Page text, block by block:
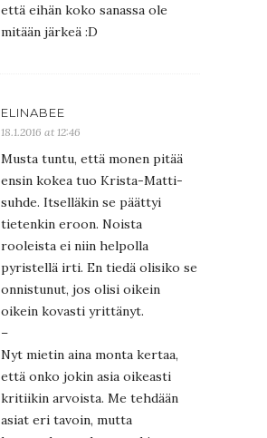
että eihän koko sanassa ole
mitään järkeä :D
ELINABEE
18.1.2016 at 12:46
Musta tuntu, että monen pitää
ensin kokea tuo Krista-Matti-
suhde. Itselläkin se päättyi
tietenkin eroon. Noista
rooleista ei niin helpolla
pyristellä irti. En tiedä olisiko se
onnistunut, jos olisi oikein
oikein kovasti yrittänyt.
–
Nyt mietin aina monta kertaa,
että onko jokin asia oikeasti
kritiikin arvoista. Me tehdään
asiat eri tavoin, mutta